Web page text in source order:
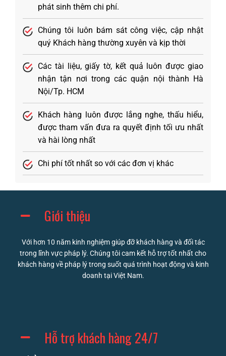
phát sinh thêm chi phí.
Chúng tôi luôn bám sát công việc, cập nhật
quý Khách hàng thường xuyên và kịp thời
Các tài liệu, giấy tờ, kết quả luôn được giao
nhận tận nơi trong các quận nội thành Hà
Nội/Tp. HCM
Khách hàng luôn được lắng nghe, thấu hiểu,
được tham vấn đưa ra quyết định tối ưu nhất
và hài lòng nhất
Chi phí tốt nhất so với các đơn vị khác
Giới thiệu
Với hơn 10 năm kinh nghiệm giúp đỡ khách hàng và đối tác
trong lĩnh vực pháp lý. Chúng tôi cam kết hỗ trợ tốt nhất cho
khách hàng về pháp lý trong suốt quá trình hoạt động và kinh
doanh tại Việt Nam.
Hỗ trợ khách hàng 24/7